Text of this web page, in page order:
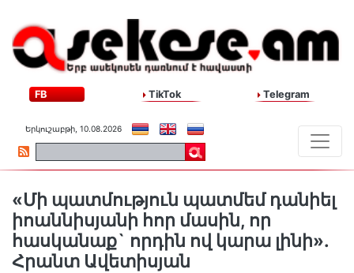
FB TikTok Telegram
Երկուշաբթի, 10.08.2026
«Մի պատմություն պատմեմ դանիել
իոաննիսյանի հոր մասին, որ
հասկանաք` որդին ով կարա լինի».
Հրանտ Ավետիսյան